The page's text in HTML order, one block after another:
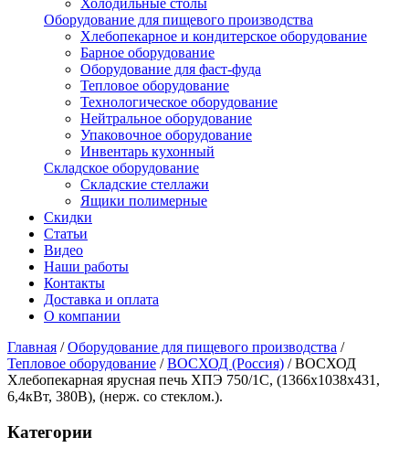
Холодильные столы
Оборудование для пищевого производства
Хлебопекарное и кондитерское оборудование
Барное оборудование
Оборудование для фаст-фуда
Тепловое оборудование
Технологическое оборудование
Нейтральное оборудование
Упаковочное оборудование
Инвентарь кухонный
Складское оборудование
Складские стеллажи
Ящики полимерные
Скидки
Статьи
Видео
Наши работы
Контакты
Доставка и оплата
О компании
Главная / Оборудование для пищевого производства /
Тепловое оборудование / ВОСХОД (Россия) / ВОСХОД
Хлебопекарная ярусная печь ХПЭ 750/1C, (1366x1038x431,
6,4кВт, 380В), (нерж. со стеклом.).
Категории